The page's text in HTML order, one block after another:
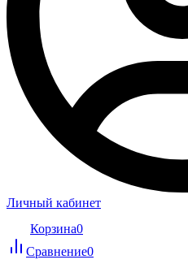
Личный кабинет
Корзина0
Сравнение0